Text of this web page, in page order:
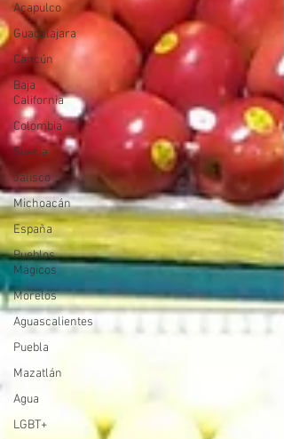
Acapulco
Guadalajara
Cancún
Baja
California
Colombia
Suecia
Jalisco
Michoacán
España
Pueblos
Mágicos
Morelos
Aguascalientes
Puebla
Mazatlán
Agua
LGBT+